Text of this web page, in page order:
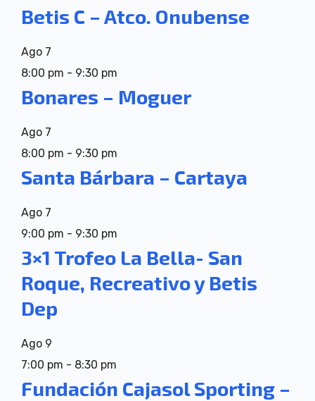
Betis C – Atco. Onubense
Ago 7
8:00 pm - 9:30 pm
Bonares – Moguer
Ago 7
8:00 pm - 9:30 pm
Santa Bárbara – Cartaya
Ago 7
9:00 pm - 9:30 pm
3×1 Trofeo La Bella- San
Roque, Recreativo y Betis
Dep
Ago 9
7:00 pm - 8:30 pm
Fundación Cajasol Sporting –